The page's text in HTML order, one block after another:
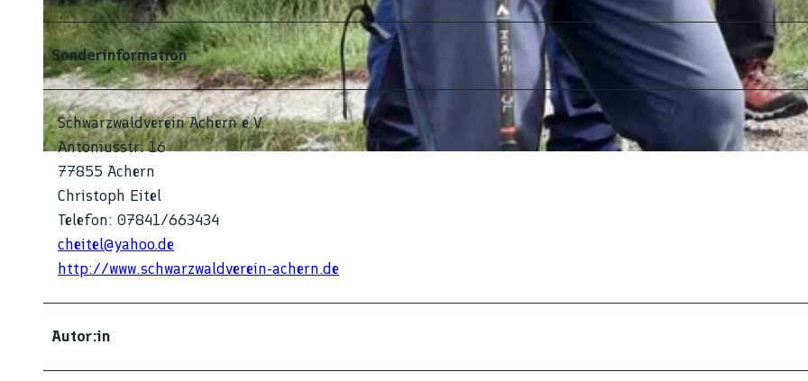
© Schwarzwaldverein Achern
Sonderinformation
Schwarzwaldverein Achern e.V.
Antoniusstr. 16
77855 Achern
Christoph Eitel
Telefon: 07841/663434
cheitel@yahoo.de
http://www.schwarzwaldverein-achern.de
Autor:in